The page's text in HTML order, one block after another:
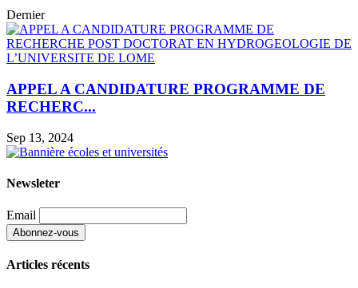
Dernier
APPEL A CANDIDATURE PROGRAMME DE
RECHERC...
Sep 13, 2024
Newsleter
Email
Articles récents